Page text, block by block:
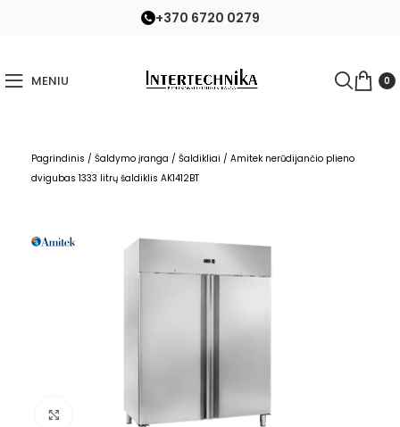
+370 6720 0279
MENIU 0
Pagrindinis / Šaldymo įranga / Šaldikliai / Amitek nerūdijančio plieno
dvigubas 1333 litrų šaldiklis AK1412BT
Nuotraukos padidinimas